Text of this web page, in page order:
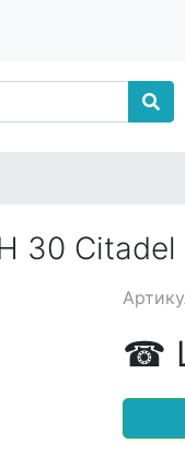
30 Citadel
☎